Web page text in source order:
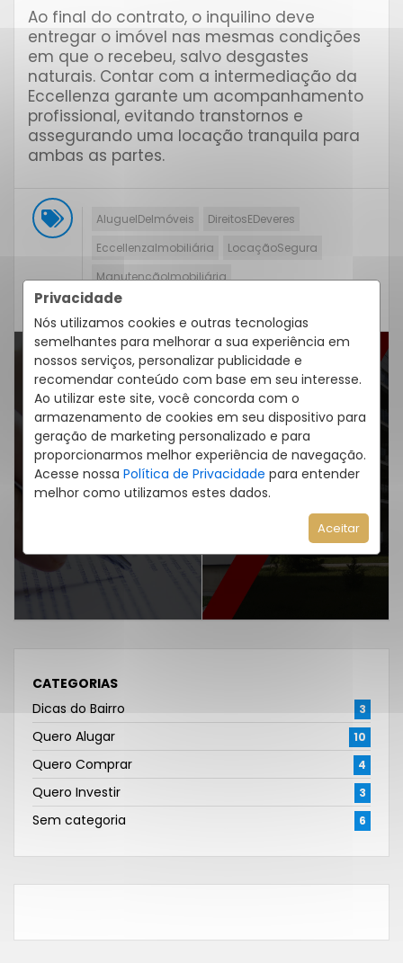
Privacidade
Nós utilizamos cookies e outras tecnologias
semelhantes para melhorar a sua experiência em
nossos serviços, personalizar publicidade e
recomendar conteúdo com base em seu interesse.
Ao utilizar este site, você concorda com o
armazenamento de cookies em seu dispositivo para
geração de marketing personalizado e para
proporcionarmos melhor experiência de navegação.
Acesse nossa Política de Privacidade para entender
melhor como utilizamos estes dados.
Aceitar
Ao final do contrato, o inquilino deve
entregar o imóvel nas mesmas condições
em que o recebeu, salvo desgastes
naturais. Contar com a intermediação da
Eccellenza garante um acompanhamento
profissional, evitando transtornos e
assegurando uma locação tranquila para
ambas as partes.
AluguelDeImóveis
DireitosEDeveres
EccellenzaImobiliária
LocaçãoSegura
ManutençãoImobiliária
MercadoImobiliário
ARTIGO ANTERIOR
Como Fazer a
Renovação de
Contrato de
Aluguel com a
PRÓXIMO ARTIGO
Casas de Praia vs.
Apartamentos:
Qual a Melhor
Opção para Morar
ou Investir?
CATEGORIAS
Dicas do Bairro
3
Quero Alugar 10
Quero Comprar 4
Quero Investir 3
Sem categoria 6